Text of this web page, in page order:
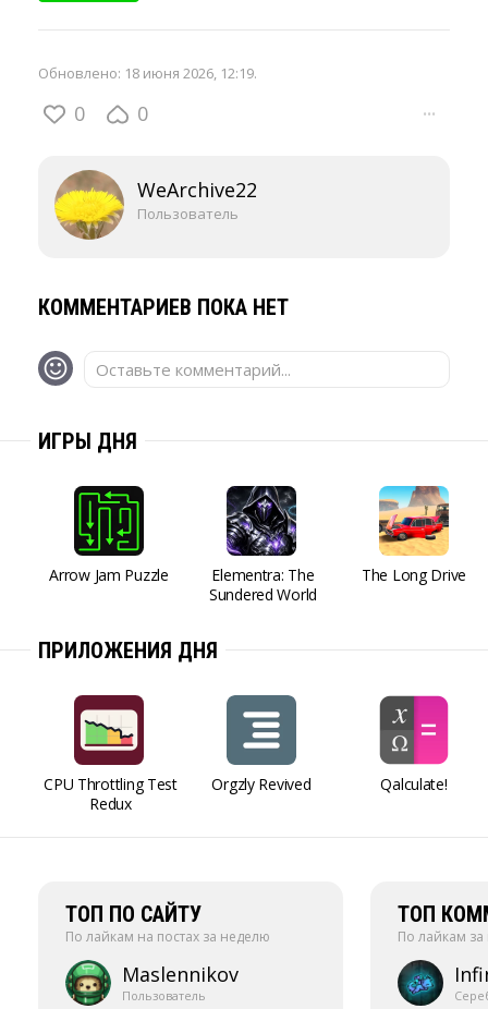
Обновлено: 18 июня 2026, 12:19.
0 0 ···
WeArchive22
Пользователь
КОММЕНТАРИЕВ ПОКА НЕТ
Оставьте комментарий...
ИГРЫ ДНЯ
Arrow Jam Puzzle
Elementra: The
Sundered World
The Long Drive
ПРИЛОЖЕНИЯ ДНЯ
CPU Throttling Test
Redux
Orgzly Revived Qalculate!
ТОП ПО САЙТУ
По лайкам на постах за неделю
Maslennikov
Пользователь
ТОП
По лайкам